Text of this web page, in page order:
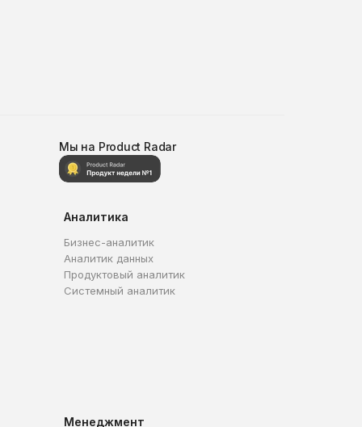
Мы на Product Radar
Аналитика
Бизнес-аналитик
Аналитик данных
Продуктовый аналитик
Системный аналитик
Менеджмент